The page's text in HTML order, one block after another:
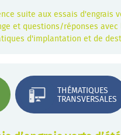
suite aux essais d'engrais
et questions/réponses
d'implantation et de
THÉMATIQUES
TRANSVERSALES